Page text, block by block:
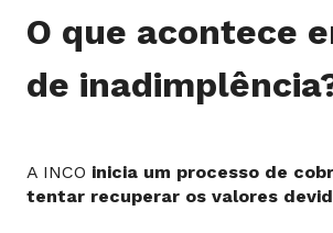
O que acontece
de
A INCO inicia um processo de
tentar recuperar os valores